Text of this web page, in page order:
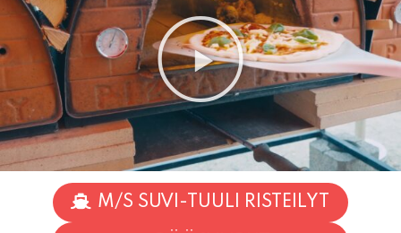
M/S SUVI-TUULI RISTEILYT
PÄÄSYLIPUT
KEIKKABUSSI